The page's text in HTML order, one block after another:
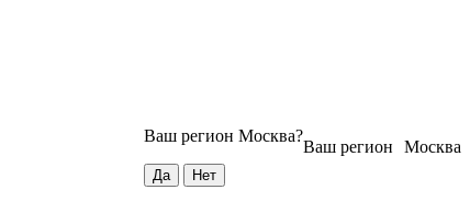
Москва
Ваш регион
Ваш регион Москва?